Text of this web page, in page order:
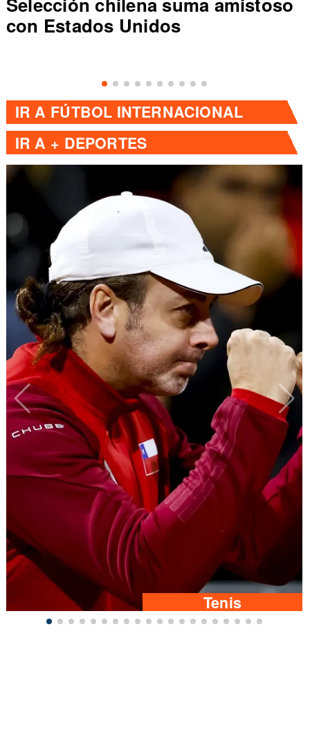
con Estados Unidos
IR A FÚTBOL INTERNACIONAL
IR A + DEPORTES
Tenis